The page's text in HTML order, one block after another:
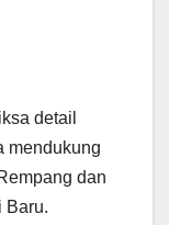
detail
mendukung
dan
Baru.